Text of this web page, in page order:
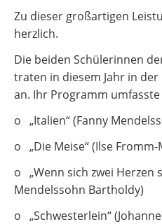
Zu dieser großartigen
herzlich.
Die beiden Schülerinnen
traten in diesem Jahr in der
an. Ihr Programm
o „Italien“ (Fanny
o „Die Meise“ (Ilse Fromm-
o „Wenn sich zwei Herzen
Mendelssohn Bartholdy)
o „Schwesterlein“